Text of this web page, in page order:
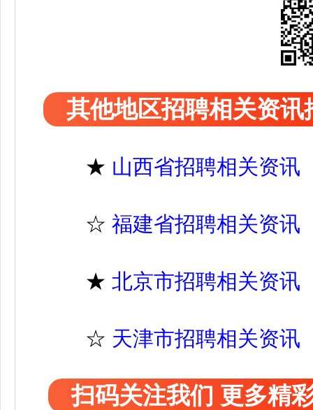
其他地区招聘相关资讯
★ 山西省招聘相关资讯
☆ 福建省招聘相关资讯
★ 北京市招聘相关资讯
☆ 天津市招聘相关资讯
扫码关注我们 更多精